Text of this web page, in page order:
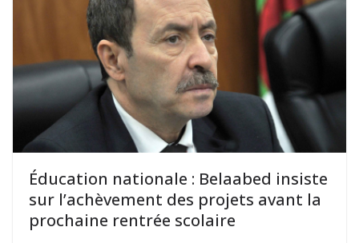
Éducation nationale : Belaabed insiste
sur l’achèvement des projets avant la
prochaine rentrée scolaire